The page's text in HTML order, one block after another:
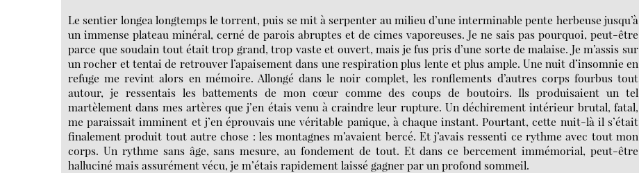
Le sentier longea longtemps le torrent, puis se mit à serpenter au milieu d’une interminable pente herbeuse jusqu’à
un immense plateau minéral, cerné de parois abruptes et de cimes vaporeuses. Je ne sais pas pourquoi, peut-être
parce que soudain tout était trop grand, trop vaste et ouvert, mais je fus pris d’une sorte de malaise. Je m’assis sur
un rocher et tentai de retrouver l’apaisement dans une respiration plus lente et plus ample. Une nuit d’insomnie en
refuge me revint alors en mémoire. Allongé dans le noir complet, les ronflements d’autres corps fourbus tout
autour, je ressentais les battements de mon cœur comme des coups de boutoirs. Ils produisaient un tel
martèlement dans mes artères que j’en étais venu à craindre leur rupture. Un déchirement intérieur brutal, fatal,
me paraissait imminent et j’en éprouvais une véritable panique, à chaque instant. Pourtant, cette nuit-là il s’était
finalement produit tout autre chose : les montagnes m’avaient bercé. Et j’avais ressenti ce rythme avec tout mon
corps. Un rythme sans âge, sans mesure, au fondement de tout. Et dans ce bercement immémorial, peut-être
halluciné mais assurément vécu, je m’étais rapidement laissé gagner par un profond sommeil.